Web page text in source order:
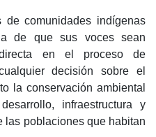
de comunidades indígenas
de que sus voces sean
en el proceso de
decisión sobre el
la conservación ambiental
infraestructura y
las poblaciones que habitan